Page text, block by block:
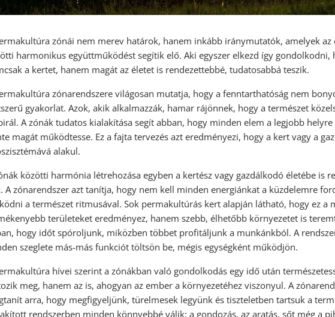
zónái nem merev határok, hanem inkább iránymutatók, amelyek az
harmonikus együttműködést segítik elő. Aki egyszer elkezd így gondolkodni,
a kertet, hanem magát az életet is rendezettebbé, tudatosabbá teszik.
zónarendszere világosan mutatja, hogy a fenntarthatóság nem
gyakorlat. Azok, akik alkalmazzák, hamar rájönnek, hogy a természet
A zónák tudatos kialakítása segít abban, hogy minden elem a legjobb
magát működtesse. Ez a fajta tervezés azt eredményezi, hogy a kert vagy a
alakul.
közötti harmónia létrehozása egyben a kertész vagy gazdálkodó életébe is
A zónarendszer azt tanítja, hogy nem kell minden energiánkat a küzdelemre
a természet ritmusával. Sok permakultúrás kert alapján látható, hogy ez a
területeket eredményez, hanem szebb, élhetőbb környezetet is
hogy időt spóroljunk, miközben többet profitáljunk a munkánkból. A
szeglete más-más funkciót töltsön be, mégis egységként működjön.
hívei szerint a zónákban való gondolkodás egy idő után
meg, hanem az is, ahogyan az ember a környezetéhez viszonyul. A
arra, hogy megfigyeljünk, türelmesek legyünk és tiszteletben tartsuk a
rendszerben minden könnyebbé válik: a gondozás, az aratás, sőt még a